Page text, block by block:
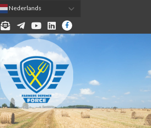
MELD JE AAN VOOR DE NIEUWSBRIEF!
TELEGRAMYOUTUBELINKEDINFACEBOOK
Nederlands